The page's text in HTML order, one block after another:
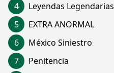
4
Leyendas Legendarias
5
EXTRA ANORMAL
6
México Siniestro
7
Penitencia